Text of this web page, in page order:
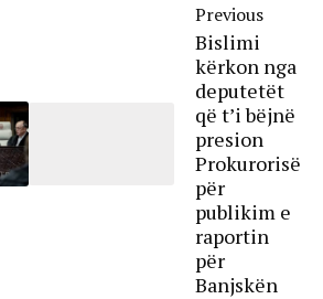
Previous
Bislimi
kërkon nga
deputetët
që t’i bëjnë
presion
Prokurorisë
për
publikim e
raportin
për
Banjskën